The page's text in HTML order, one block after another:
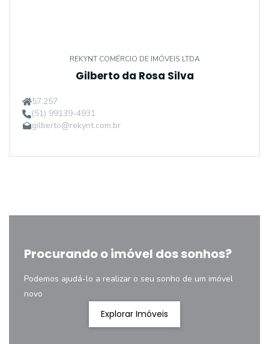
REKYNT COMÉRCIO DE IMÓVEIS LTDA
Gilberto da Rosa Silva
57.257
(51) 99139-4931
gilberto@rekynt.com.br
Procurando o imóvel dos sonhos?
Podemos ajudá-lo a realizar o seu sonho de um imóvel
novo
Explorar Imóveis